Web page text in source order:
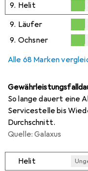
9. Helit
0,2%
9. Läufer
0,2%
9. Ochsner
Alle 68 Marken
So lange dauert eine
Servicestelle bis
Durchschnitt.
Quelle: Galaxus
Helit